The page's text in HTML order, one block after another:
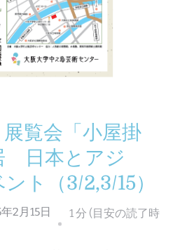
展覧会「小屋掛
日本とアジ
ト（3/2,3/15）
2月15日
1 分 (目安の読了時